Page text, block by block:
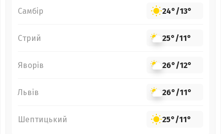
Самбір 24°/13°
Стрий 25°/11°
Яворів 26°/12°
Львів 26°/11°
Шептицький 25°/11°